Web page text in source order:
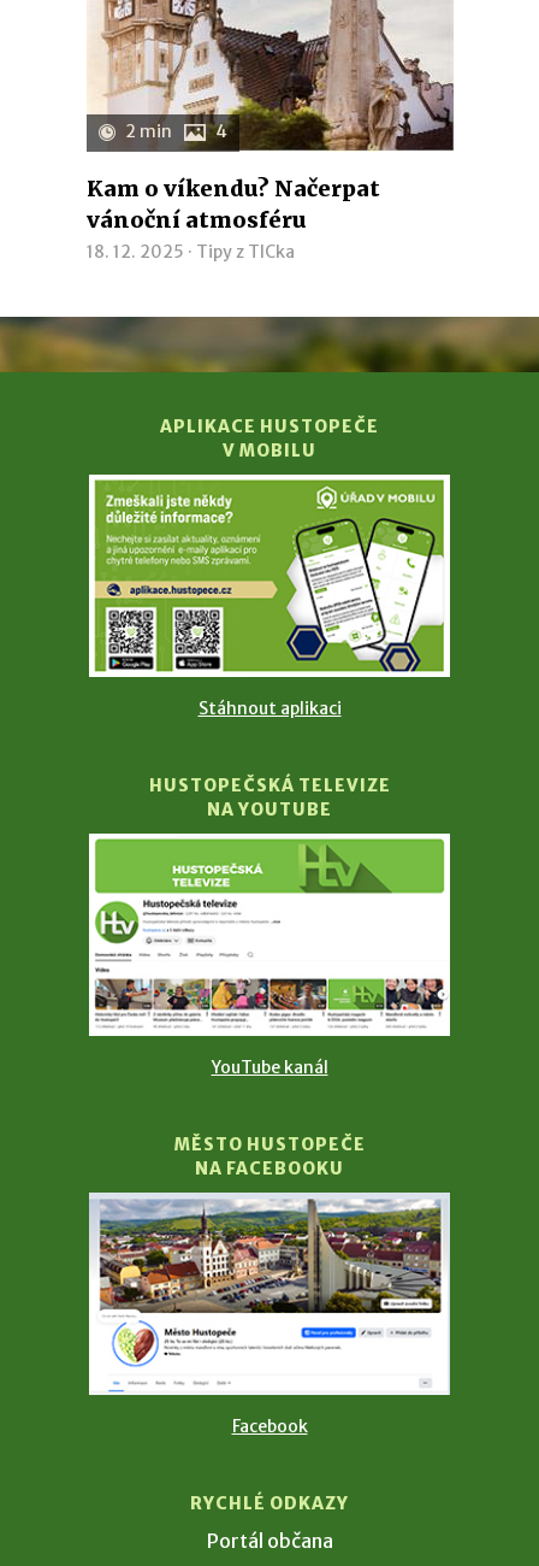
2 min 4
Kam o víkendu? Načerpat
vánoční atmosféru
18. 12. 2025 · Tipy z TICka
APLIKACE HUSTOPEČE
V MOBILU
Stáhnout aplikaci
HUSTOPEČSKÁ TELEVIZE
NA YOUTUBE
YouTube kanál
MĚSTO HUSTOPEČE
NA FACEBOOKU
Facebook
RYCHLÉ ODKAZY
Portál občana